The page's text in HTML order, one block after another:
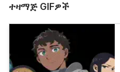
ተዛማጅ GIFዎች